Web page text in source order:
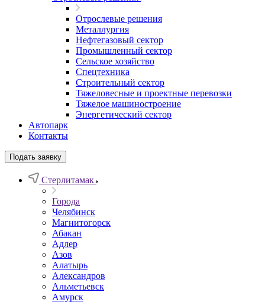
Отрослевые решения
Металлургия
Нефтегазовый сектор
Промышленный сектор
Сельское хозяйство
Спецтехника
Строительный сектор
Тяжеловесные и проектные перевозки
Тяжелое машиностроение
Энергетический сектор
Автопарк
Контакты
Подать заявку
Стерлитамак
Города
Челябинск
Магнитогорск
Абакан
Адлер
Азов
Алатырь
Александров
Альметьевск
Амурск